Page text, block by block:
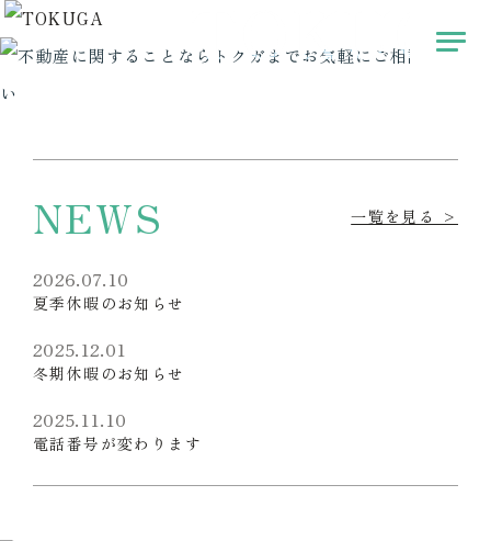
快適な空間を
コンフォルトゥシリーズ
NEWS 一覧を見る >
2026.07.10
夏季休暇のお知らせ
2025.12.01
冬期休暇のお知らせ
2025.11.10
電話番号が変わります